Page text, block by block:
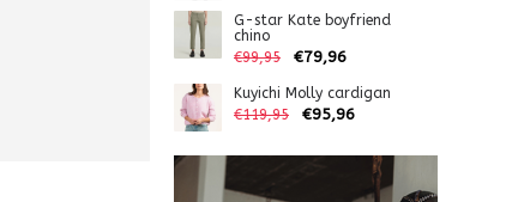
G-star Kate boyfriend
chino
€99,95
€79,96
Kuyichi Molly cardigan
€119,95
€95,96